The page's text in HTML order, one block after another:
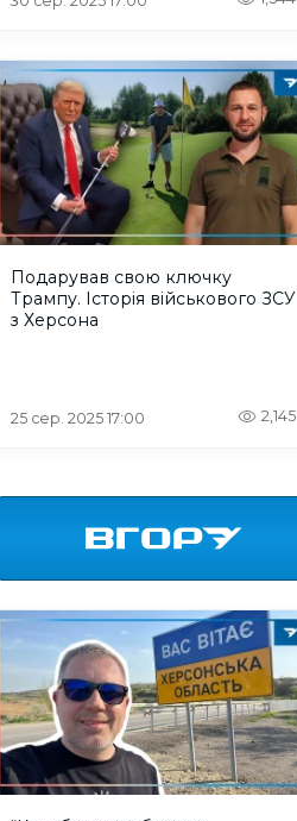
Подарував свою ключку
Трампу. Історія військового ЗСУ
з Херсона
25 сер. 2025 17:00 2,145